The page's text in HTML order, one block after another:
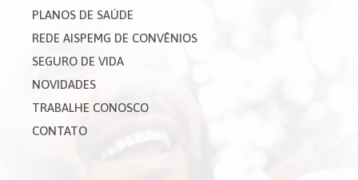
PLANOS DE SAÚDE
REDE AISPEMG DE CONVÊNIOS
SEGURO DE VIDA
NOVIDADES
TRABALHE CONOSCO
CONTATO